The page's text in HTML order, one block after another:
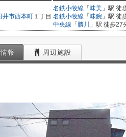
井市西本町 １丁目
名鉄小牧線 「 味美 」駅 徒
名鉄小牧線 「 味鋺 」駅 徒
中央線 「 勝川 」駅 徒歩27
報 周辺施設